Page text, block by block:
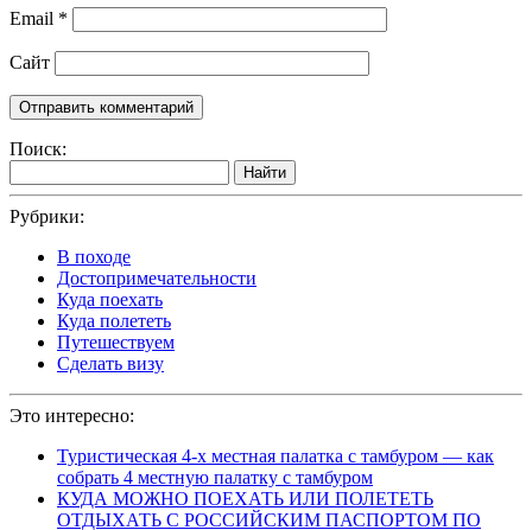
Email *
Сайт
Поиск:
Найти
Рубрики:
В походе
Достопримечательности
Куда поехать
Куда полететь
Путешествуем
Сделать визу
Это интересно:
Туристическая 4-х местная палатка с тамбуром — как
собрать 4 местную палатку с тамбуром
КУДА МОЖНО ПОЕХАТЬ ИЛИ ПОЛЕТЕТЬ
ОТДЫХАТЬ С РОССИЙСКИМ ПАСПОРТОМ ПО